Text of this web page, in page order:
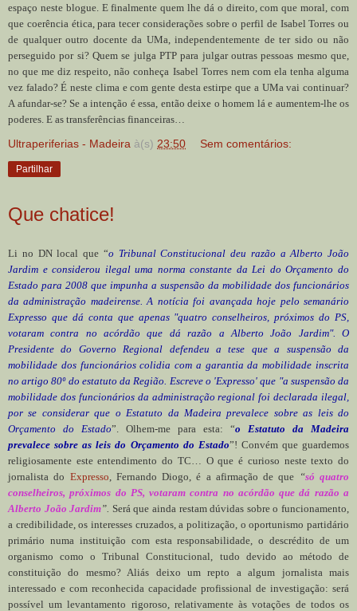
espaço neste blogue. E finalmente quem lhe dá o direito, com que moral, com
que coerência ética, para tecer considerações sobre o perfil de Isabel Torres ou
de qualquer outro docente da UMa, independentemente de ter sido ou não
perseguido por si? Quem se julga PTP para julgar outras pessoas mesmo que,
no que me diz respeito, não conheça Isabel Torres nem com ela tenha alguma
vez falado? É neste clima e com gente desta estirpe que a UMa vai continuar?
A afundar-se? Se a intenção é essa, então deixe o homem lá e aumentem-lhe os
poderes. E as transferências financeiras…
Ultraperiferias - Madeira à(s) 23:50 Sem comentários:
Partilhar
Que chatice!
Li no DN local que “o Tribunal Constitucional deu razão a Alberto João
Jardim e considerou ilegal uma norma constante da Lei do Orçamento do
Estado para 2008 que impunha a suspensão da mobilidade dos funcionários
da administração madeirense. A notícia foi avançada hoje pelo semanário
Expresso que dá conta que apenas "quatro conselheiros, próximos do PS,
votaram contra no acórdão que dá razão a Alberto João Jardim". O
Presidente do Governo Regional defendeu a tese que a suspensão da
mobilidade dos funcionários colidia com a garantia da mobilidade inscrita
no artigo 80º do estatuto da Região. Escreve o 'Expresso' que "a suspensão da
mobilidade dos funcionários da administração regional foi declarada ilegal,
por se considerar que o Estatuto da Madeira prevalece sobre as leis do
Orçamento do Estado”. Olhem-me para esta: “o Estatuto da Madeira
prevalece sobre as leis do Orçamento do Estado”! Convém que guardemos
religiosamente este entendimento do TC… O que é curioso neste texto do
jornalista do Expresso , Fernando Diogo, é a afirmação de que “só quatro
conselheiros, próximos do PS, votaram contra no acórdão que dá razão a
Alberto João Jardim”. Será que ainda restam dúvidas sobre o funcionamento,
a credibilidade, os interesses cruzados, a politização, o oportunismo partidário
primário numa instituição com esta responsabilidade, o descrédito de um
organismo como o Tribunal Constitucional, tudo devido ao método de
constituição do mesmo? Aliás deixo um repto a algum jornalista mais
interessado e com reconhecida capacidade profissional de investigação: será
possível um levantamento rigoroso, relativamente às votações de todos os